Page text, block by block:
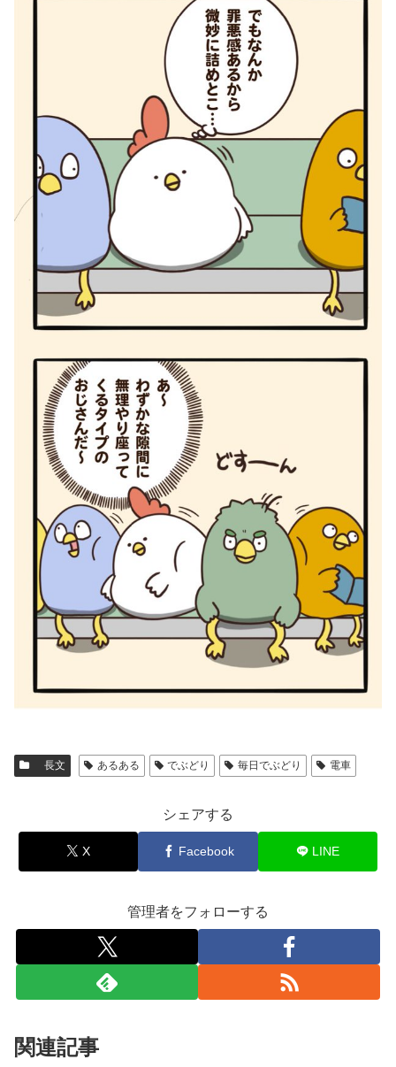
長文 あるある でぶどり 毎日でぶどり 電車
シェアする
X Facebook LINE
管理者をフォローする
関連記事